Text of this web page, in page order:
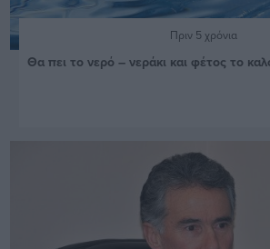
Πριν 5 χρόνια
Θα πει το νερό – νεράκι και φέτος το